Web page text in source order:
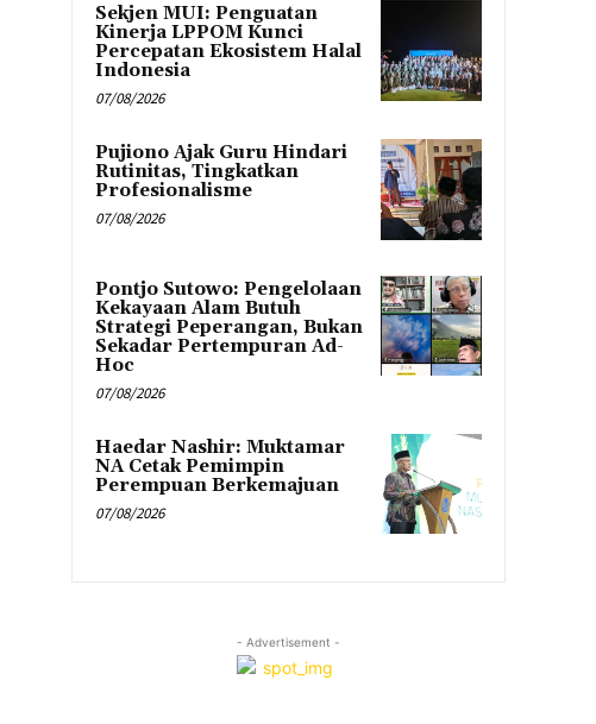
Sekjen MUI: Penguatan
Kinerja LPPOM Kunci
Percepatan Ekosistem Halal
Indonesia
07/08/2026
Pujiono Ajak Guru Hindari
Rutinitas, Tingkatkan
Profesionalisme
07/08/2026
Pontjo Sutowo: Pengelolaan
Kekayaan Alam Butuh
Strategi Peperangan, Bukan
Sekadar Pertempuran Ad-
Hoc
07/08/2026
Haedar Nashir: Muktamar
NA Cetak Pemimpin
Perempuan Berkemajuan
07/08/2026
- Advertisement -